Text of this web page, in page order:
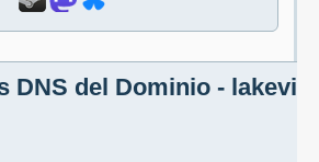
DNS del Dominio -